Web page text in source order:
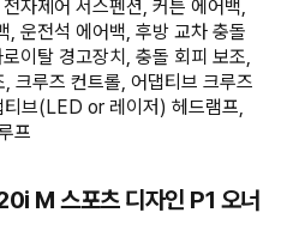
자제어 서스펜션, 커튼 에어백,
, 운전석 에어백, 후방 교차 충돌
이탈 경고장치, 충돌 회피 보조,
크루즈 컨트롤, 어댑티브 크루즈
브(LED or 레이저) 헤드램프,
프
M 스포츠 디자인 P1 오너